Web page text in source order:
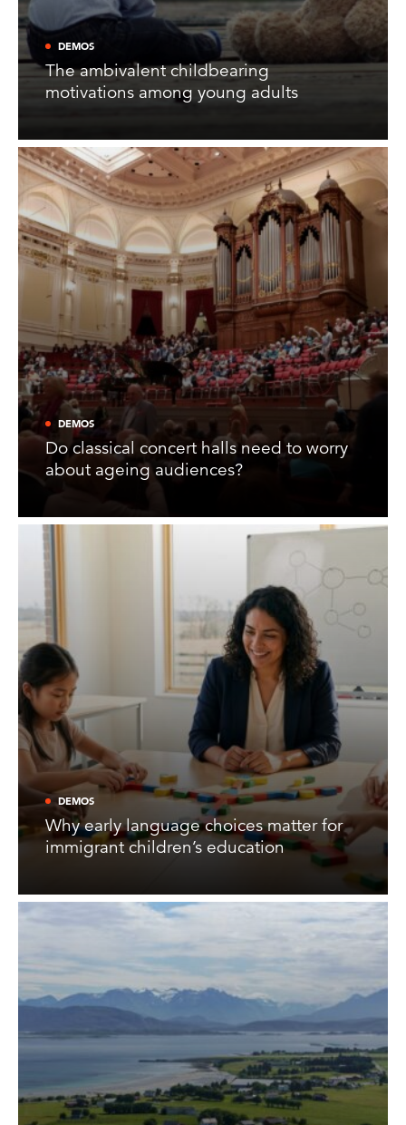
DEMOS
The ambivalent childbearing
motivations among young adults
DEMOS
Do classical concert halls need to worry
about ageing audiences?
DEMOS
Why early language choices matter for
immigrant children’s education